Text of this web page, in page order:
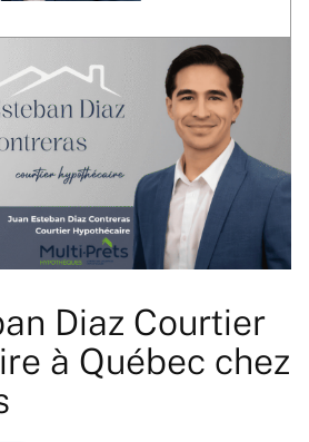
Diaz Courtier
à Québec chez